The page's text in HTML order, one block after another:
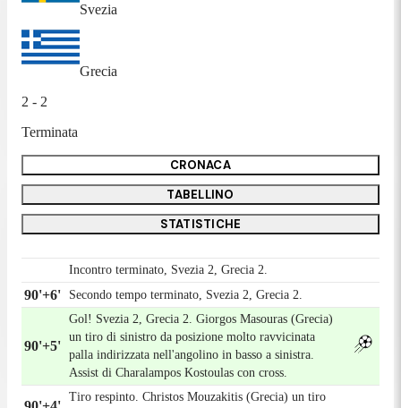
Svezia
Grecia
2 - 2
Terminata
CRONACA
TABELLINO
STATISTICHE
Incontro terminato, Svezia 2, Grecia 2.
90'+6' Secondo tempo terminato, Svezia 2, Grecia 2.
90'+5'
Gol! Svezia 2, Grecia 2. Giorgos Masouras (Grecia)
un tiro di sinistro da posizione molto ravvicinata
palla indirizzata nell'angolino in basso a sinistra.
Assist di Charalampos Kostoulas con cross.
Tiro respinto. Christos Mouzakitis (Grecia) un tiro